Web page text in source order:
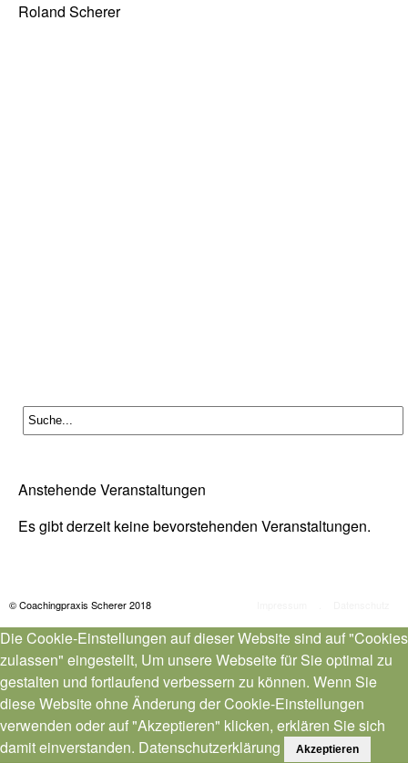
Roland Scherer
Anstehende Veranstaltungen
Es gibt derzeit keine bevorstehenden Veranstaltungen.
© Coachingpraxis Scherer 2018
Die Cookie-Einstellungen auf dieser Website sind auf "Cookies
zulassen" eingestellt, Um unsere Webseite für Sie optimal zu
gestalten und fortlaufend verbessern zu können. Wenn Sie
diese Website ohne Änderung der Cookie-Einstellungen
verwenden oder auf "Akzeptieren" klicken, erklären Sie sich
damit einverstanden. Datenschutzerklärung Akzeptieren